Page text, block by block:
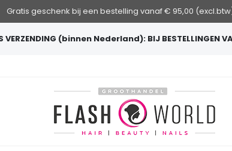
Gratis geschenk bij een bestelling vanaf € 95,00
VERZENDING (binnen Nederland): BIJ BESTELLINGEN